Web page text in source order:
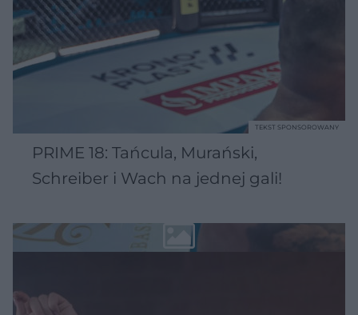
PRIME 18: Tańcula, Murański,
Schreiber i Wach na jednej gali!
TEKST SPONSOROWANY